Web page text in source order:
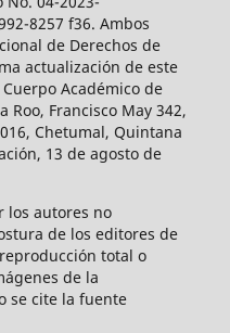
8257 f36. Ambos
de Derechos de
actualización de este
Académico de
Roo, Francisco May 342,
Chetumal, Quintana
13 de agosto de
los autores no
de los editores de
total o
de la
se cite la fuente